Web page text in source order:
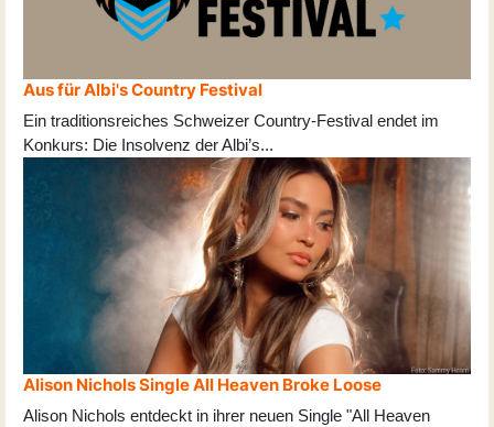
Aus für Albi's Country Festival
Ein traditionsreiches Schweizer Country-Festival endet im
Konkurs: Die Insolvenz der Albi’s...
Alison Nichols Single All Heaven Broke Loose
Alison Nichols entdeckt in ihrer neuen Single "All Heaven